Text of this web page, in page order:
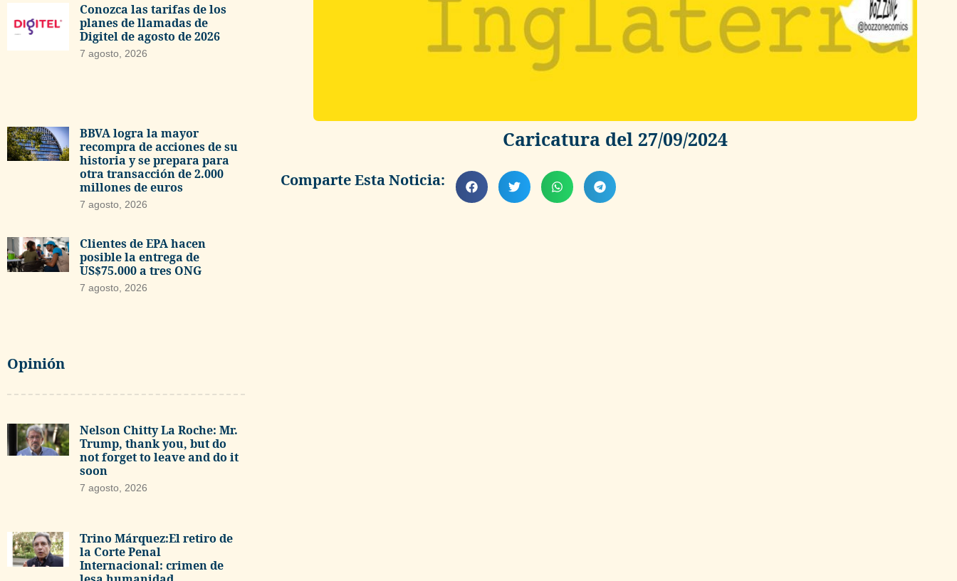
Conozca las tarifas de los
planes de llamadas de
Digitel de agosto de 2026
7 agosto, 2026
BBVA logra la mayor
recompra de acciones de su
historia y se prepara para
otra transacción de 2.000
millones de euros
7 agosto, 2026
Clientes de EPA hacen
posible la entrega de
US$75.000 a tres ONG
7 agosto, 2026
Opinión
Nelson Chitty La Roche: Mr.
Trump, thank you, but do
not forget to leave and do it
soon
7 agosto, 2026
Trino Márquez:El retiro de
la Corte Penal
Internacional: crimen de
Caricatura del 27/09/2024
Comparte Esta Noticia: